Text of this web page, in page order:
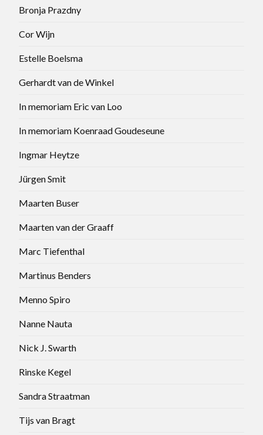
Bronja Prazdny
Cor Wijn
Estelle Boelsma
Gerhardt van de Winkel
In memoriam Eric van Loo
In memoriam Koenraad Goudeseune
Ingmar Heytze
Jürgen Smit
Maarten Buser
Maarten van der Graaff
Marc Tiefenthal
Martinus Benders
Menno Spiro
Nanne Nauta
Nick J. Swarth
Rinske Kegel
Sandra Straatman
Tijs van Bragt